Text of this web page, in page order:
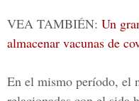
VEA TAMBIÉN: Un
almacenar vacunas de
En el mismo período, el